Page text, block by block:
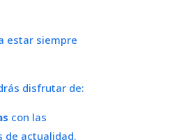
estar siempre
disfrutar de:
con las
de actualidad.